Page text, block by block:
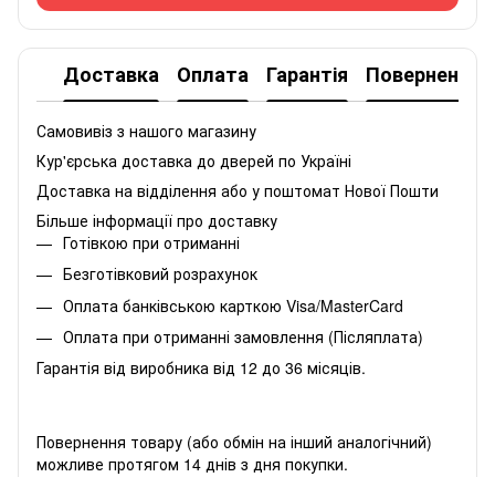
Доставка Оплата Гарантія Повернення
Самовивіз з нашого магазину
Кур'єрська доставка до дверей по Україні
Доставка на відділення або у поштомат Нової Пошти
Більше інформації про доставку
Готівкою при отриманні
Безготівковий розрахунок
Оплата банківською карткою Visa/MasterCard
Оплата при отриманні замовлення (Післяплата)
Гарантія від виробника від 12 до 36 місяців.
Повернення товару (або обмін на інший аналогічний)
можливе протягом 14 днів з дня покупки.